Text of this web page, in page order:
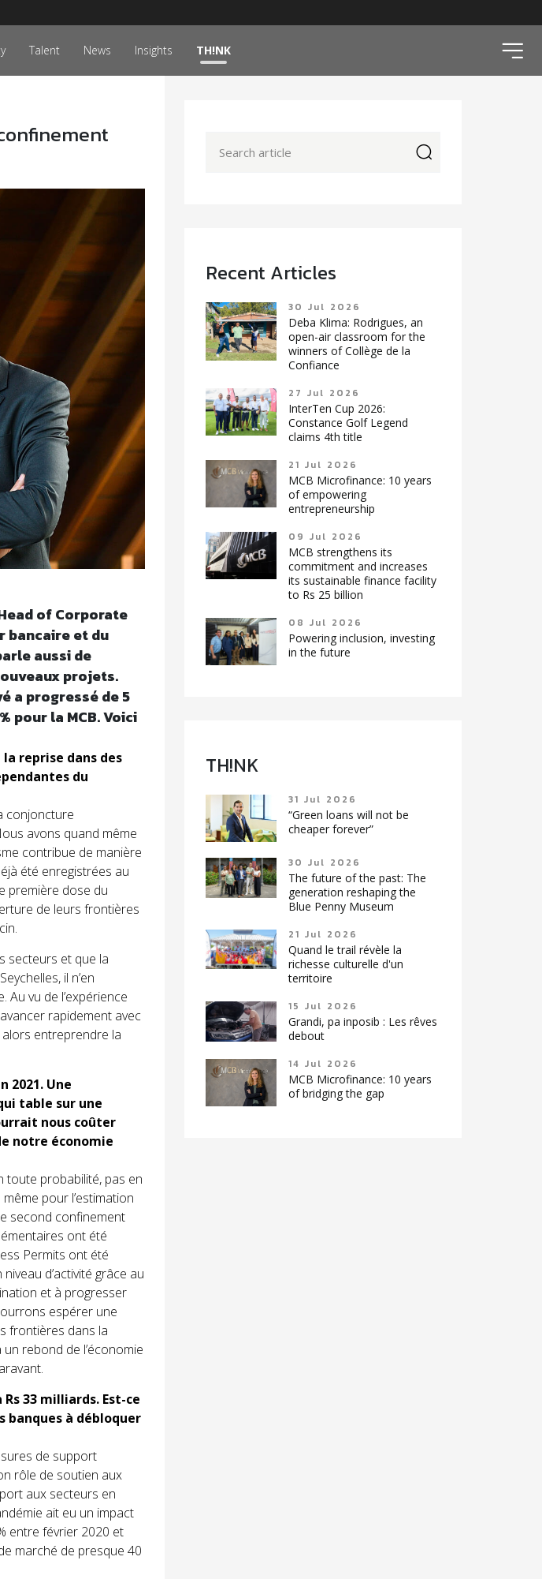
Talent News Insights TH!NK
of Corporate
bancaire et du
aussi de
projets.
a progressé de 5
pour la MCB.Voici
la reprise dans des
du
conjoncture
avons quand même
contribue de manière
été enregistrées au
première dose du
de leurs frontières
secteurs et que la
il n’en
vu de l’expérience
rapidement avec
entreprendre la
2021. Une
table sur une
nous coûter
notre économie
toute probabilité, pas en
pour l’estimation
second confinement
ont été
Permits ont été
d’activité grâce au
et à progresser
espérer une
frontières dans la
rebond de l’économie
33 milliards. Est-ce
banques à débloquer
de support
rôle de soutien aux
aux secteurs en
ait eu un impact
entre février 2020 et
marché de presque 40
Recent Articles
30 Jul 2026
Deba Klima: Rodrigues, an
open-air classroom for the
winners of Collège de la
Confiance
27 Jul 2026
InterTen Cup 2026:
Constance Golf Legend
claims 4th title
21 Jul 2026
MCB Microfinance: 10 years
of empowering
entrepreneurship
09 Jul 2026
MCB strengthens its
commitment and increases
its sustainable finance facility
to Rs 25 billion
08 Jul 2026
Powering inclusion, investing
in the future
TH!NK
31 Jul 2026
“Green loans will not be
cheaper forever”
30 Jul 2026
The future of the past: The
generation reshaping the
Blue Penny Museum
21 Jul 2026
Quand le trail révèle la
richesse culturelle d'un
territoire
15 Jul 2026
Grandi, pa inposib : Les rêves
debout
14 Jul 2026
MCB Microfinance: 10 years
of bridging the gap